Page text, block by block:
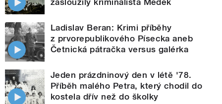
Ladislav Beran: Krimi příběhy
z prvorepublikového Písecka aneb
Četnická pátračka versus galérka
Jeden prázdninový den v létě '78.
Příběh malého Petra, který chodil do
kostela dřív než do školky